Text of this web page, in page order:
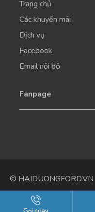
Trang chủ
Các khuyến mãi
Dịch vụ
Facebook
Email nội bộ
Fanpage
© HAIDUONGFORD.VN